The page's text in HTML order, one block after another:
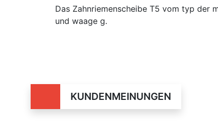
Das Zahnriemenscheibe T5 vom typ der
und waage g.
KUNDENMEINUNGEN